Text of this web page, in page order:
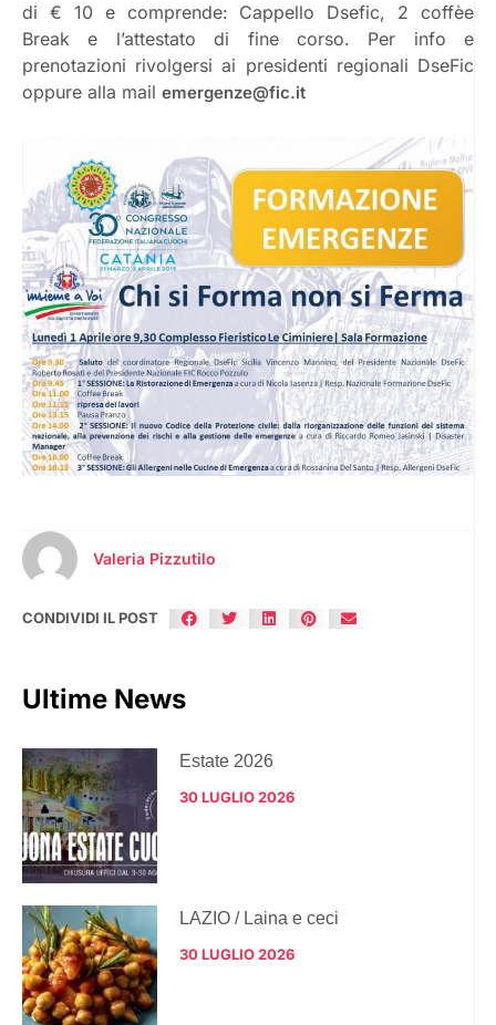
di € 10 e comprende: Cappello Dsefic, 2 coffèe
Break e l’attestato di fine corso. Per info e
prenotazioni rivolgersi ai presidenti regionali DseFic
oppure alla mail emergenze@fic.it
Valeria Pizzutilo
CONDIVIDI IL POST
Ultime News
Estate 2026
30 LUGLIO 2026
LAZIO / Laina e ceci
30 LUGLIO 2026